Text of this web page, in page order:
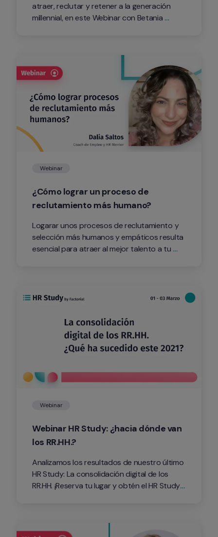
atraer, reclutar y retener a la generación
millennial, en este Webinar con Betania
Webinar
¿Cómo lograr un proceso de
reclutamiento más humano?
Logarar unos procesos de reclutamiento y
selección más humanos y empáticos resulta
esencial para atraer al mejor talento a tu
Webinar
Webinar HR Study: ¿hacia dónde van
los RR.HH.?
Analizamos los resultados de nuestro último
HR Study: La consolidación digital de los
RR.HH. ¡Reserva tu lugar y obtén el HR Study